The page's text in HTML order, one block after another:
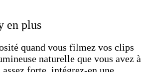
en plus
quand vous filmez vos clips
naturelle que vous avez à